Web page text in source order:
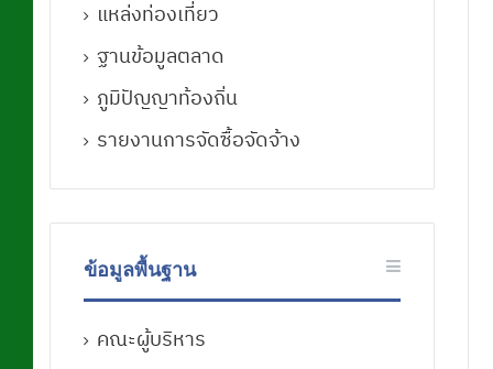
แหล่งท่องเที่ยว
ฐานข้อมูลตลาด
ภูมิปัญญาท้องถิ่น
รายงานการจัดซื้อจัดจ้าง
ข้อมูลพื้นฐาน
คณะผู้บริหาร